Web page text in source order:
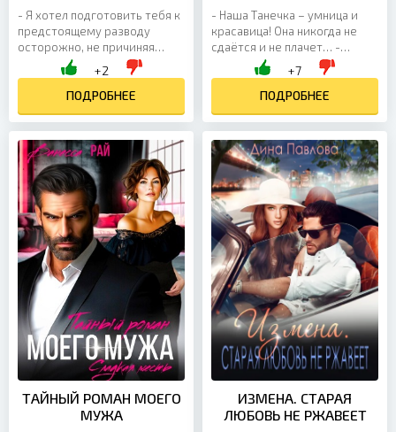
- Я хотел подготовить тебя к
предстоящему разводу
осторожно, не причиняя
боли, - холодно произнес
муж. - Но ты начала шпионить
за мной и Лизой,...
+2
ПОДРОБНЕЕ
- Наша Танечка – умница и
красавица! Она никогда не
сдаётся и не плачет… -
Татьяна молодец: золотая
медаль в школе, красный
диплом в институте,...
+7
ПОДРОБНЕЕ
ТАЙНЫЙ РОМАН МОЕГО
МУЖА
ИЗМЕНА. СТАРАЯ
ЛЮБОВЬ НЕ РЖАВЕЕТ